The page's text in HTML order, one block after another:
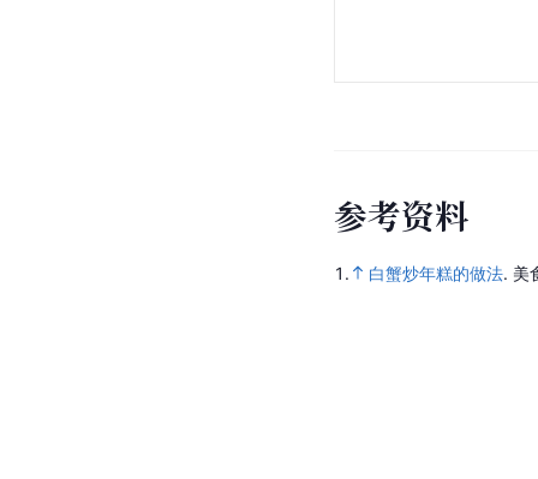
参考资料
1. 白蟹炒年糕的做法. 美